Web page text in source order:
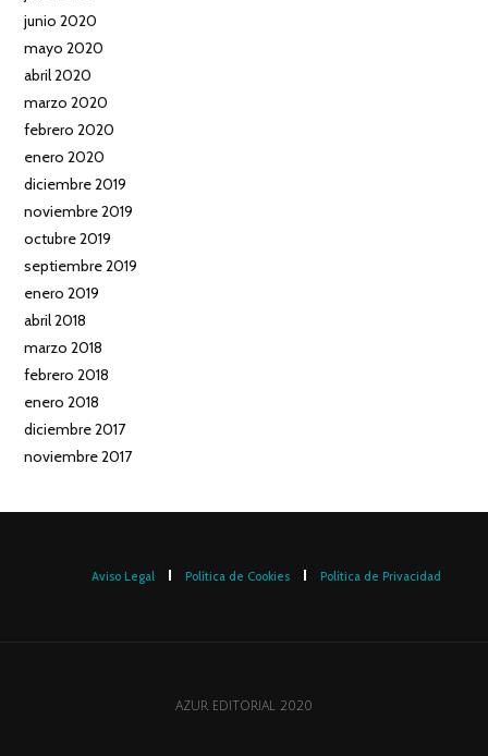
junio 2020
mayo 2020
abril 2020
marzo 2020
febrero 2020
enero 2020
diciembre 2019
noviembre 2019
octubre 2019
septiembre 2019
enero 2019
abril 2018
marzo 2018
febrero 2018
enero 2018
diciembre 2017
noviembre 2017
Aviso Legal Política de Cookies Política de Privacidad
AZUR EDITORIAL 2020